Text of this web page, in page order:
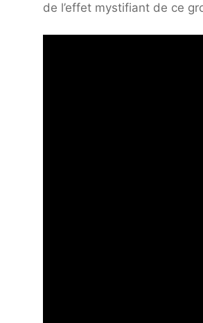
de l’effet mystifiant de ce